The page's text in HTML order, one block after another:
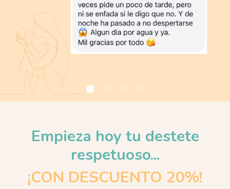
Empieza hoy tu destete
respetuoso...
¡CON DESCUENTO 20%!